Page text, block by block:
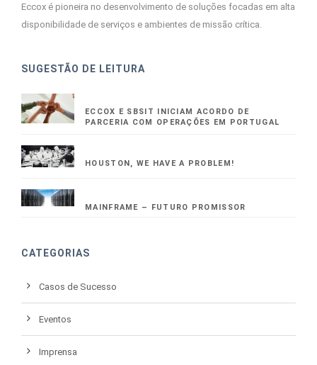
Eccox é pioneira no desenvolvimento de soluções focadas em alta
disponibilidade de serviços e ambientes de missão crítica.
SUGESTÃO DE LEITURA
ECCOX E SBSIT INICIAM ACORDO DE
PARCERIA COM OPERAÇÕES EM PORTUGAL
HOUSTON, WE HAVE A PROBLEM!
MAINFRAME – FUTURO PROMISSOR
CATEGORIAS
Casos de Sucesso
Eventos
Imprensa